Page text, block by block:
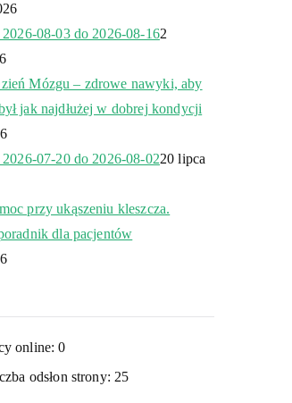
2026-08-03 do 2026-08-162
Mózgu – zdrowe nawyki, aby
jak najdłużej w dobrej kondycji
2026-07-20 do 2026-08-0220 lipca
przy ukąszeniu kleszcza.
dla pacjentów
online:0
odsłon strony: 25